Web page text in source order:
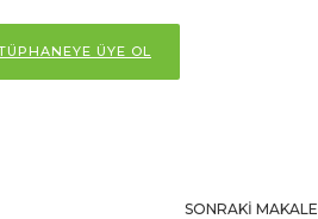
ÜYE OL
SONRAKI MAKALE